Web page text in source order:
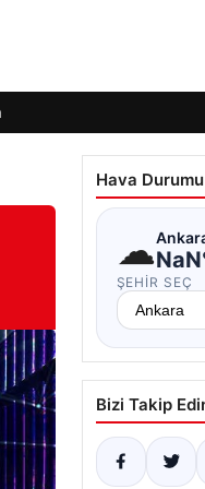
Hava Durumu
☁
ŞEHIR SEÇ
Bizi Takip